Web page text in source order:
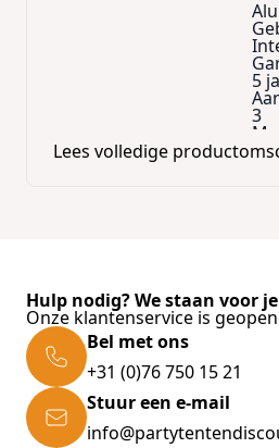
5
3
12
Lees volledige
Hulp nodig? We staan voor
Onze klantenservice is
Bel met ons
+31 (0)76 750 15 21
Stuur een e-mail